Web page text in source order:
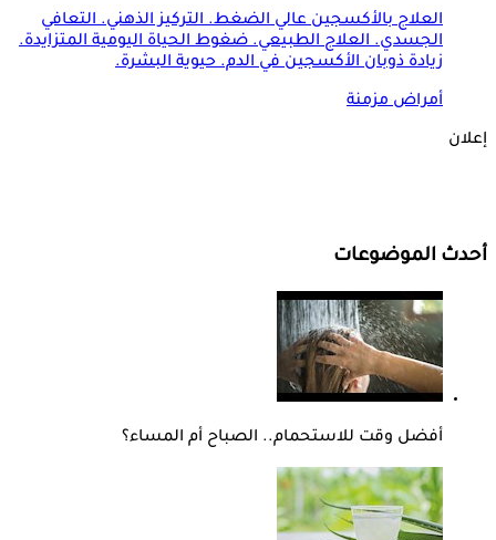
العلاج بالأكسجين عالي الضغط. التركيز الذهني. التعافي
الجسدي. العلاج الطبيعي. ضغوط الحياة اليومية المتزايدة.
زيادة ذوبان الأكسجين في الدم. حيوية البشرة.
أمراض مزمنة
إعلان
أحدث الموضوعات
أفضل وقت للاستحمام.. الصباح أم المساء؟